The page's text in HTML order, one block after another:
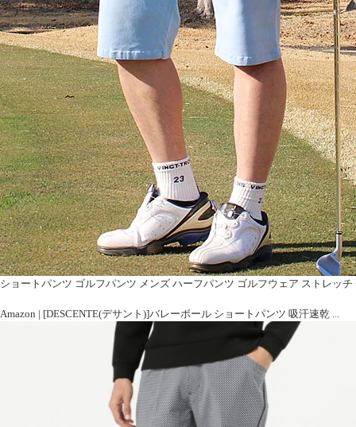
ショートパンツ ゴルフパンツ メンズ ハーフパンツ ゴルフウェア ストレッ
Amazon | [DESCENTE(デサント)]バレーボール ショートパンツ 吸汗速乾 ...